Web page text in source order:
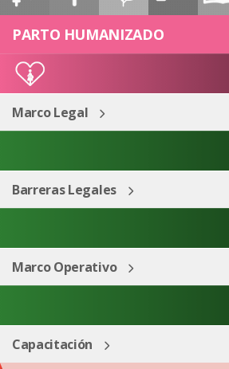
ESP
PARTO HUMANIZADO
Marco Legal
Barreras Legales
Marco Operativo
Capacitación